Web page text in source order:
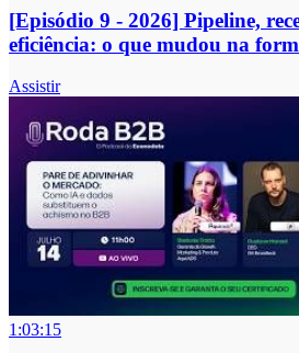
[Episódio 9 - 2026] Pipeline,
eficiência: o que mudou na
Assistir
1:03:15